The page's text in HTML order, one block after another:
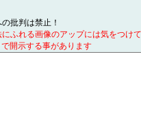
批判は禁止！
ふれる画像のアップには気をつけ
開示する事があります